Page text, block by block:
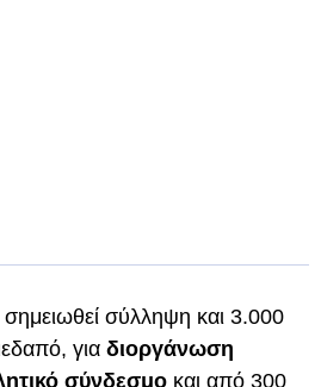
σημειωθεί σύλληψη και 3.000
για διοργάνωση
σύνδεσμο και από 300